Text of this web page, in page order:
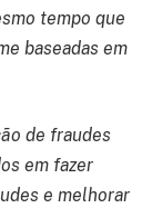
tempo que
baseadas em
de fraudes
em fazer
e melhorar